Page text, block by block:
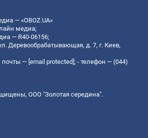
— «OBOZ.UA»
медиа;
— R40-06156;
Деревообрабатывающая, д. 7, г. Киев,
почты — [email protected] ; - телефон — (044)
ООО "Золотая середина".